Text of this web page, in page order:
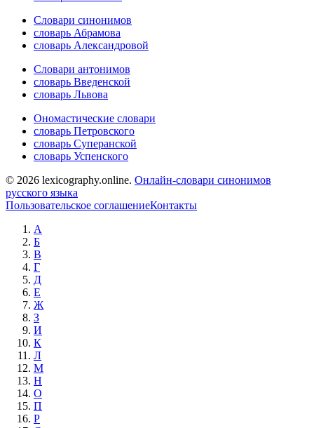
Словари синонимов
словарь Абрамова
словарь Александровой
Словари антонимов
словарь Введенской
словарь Львова
Ономастические словари
словарь Петровского
словарь Суперанской
словарь Успенского
© 2026 lexicography.online. Онлайн-словари синонимов
русского языка
Пользовательское соглашениеКонтакты
А
Б
В
Г
Д
Е
Ж
З
И
К
Л
М
Н
О
П
Р